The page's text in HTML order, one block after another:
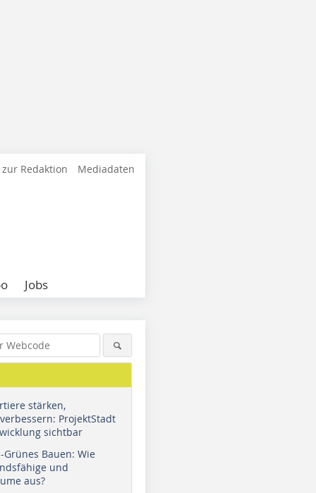
Redaktion Mediadaten
Jobs
stärken,
ProjektStadt
sichtbar
Grünes Bauen: Wie
und
aus?